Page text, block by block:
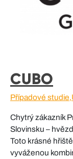
CUBO
Případové studie,
Chytrý zákazník
Slovinsku –
Toto krásné
vyváženou